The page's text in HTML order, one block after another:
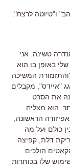
ו"טיוטה לרצח".
טשינה. אני
באופן בו הוא
המשיכה
"איידס", מקבלים
את הסרט
הוא מצליח
הראשונה,
כולם ועל מה
דלת, קפיצה
הולכים
שלו בכותרות